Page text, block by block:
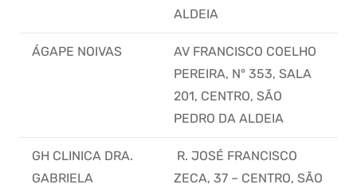
ALDEIA
ÁGAPE NOIVAS
AV FRANCISCO COELHO
PEREIRA, N° 353, SALA
201, CENTRO, SÃO
PEDRO DA ALDEIA
GH CLINICA DRA.
GABRIELA
R. JOSÉ FRANCISCO
ZECA, 37 – CENTRO, SÃO